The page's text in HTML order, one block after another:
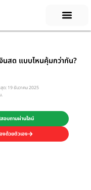
นสด แบบไหนคุ้มกว่ากัน?
สุด: 19 ธันวาคม 2025
.
สอบถามผ่านไลน์
งด้วยตัวเอง